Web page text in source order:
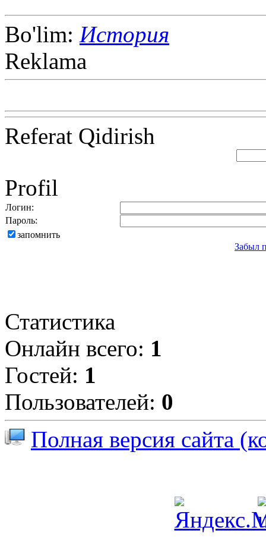
Bo'lim: История
Reklama
Referat Qidirish
Profil
Логин:
Пароль:
запомнить
Забыл
Статистика
Онлайн всего: 1
Гостей: 1
Пользователей: 0
Полная версия сайта